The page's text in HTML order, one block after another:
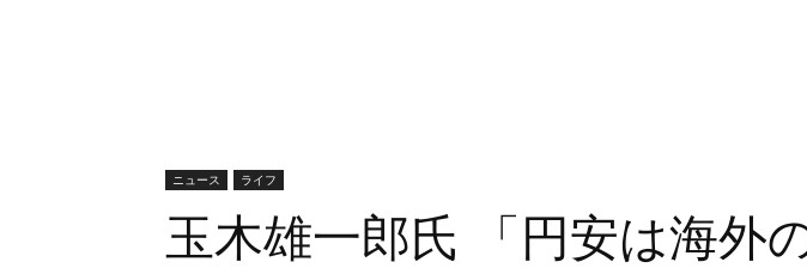
ニュース ライフ
玉木雄一郎氏 「円安は海外